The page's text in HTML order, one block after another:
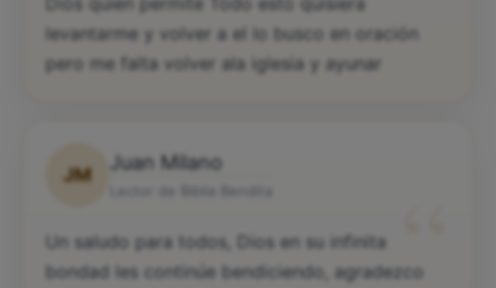
levantarme y volver a el lo busco en oración
pero me falta volver ala iglesia y ayunar
JM
Juan Milano
“
Un saludo para todos, Dios en su infinita
bondad les continúe bendiciendo, agradezco